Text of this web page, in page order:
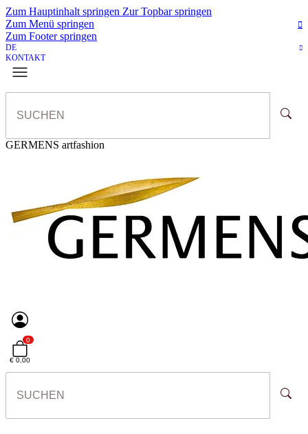
Zum Hauptinhalt springen Zur Topbar springen
Zum Menü springen
Zum Footer springen
DE
KONTAKT
GERMENS artfashion
0
€ 0,00